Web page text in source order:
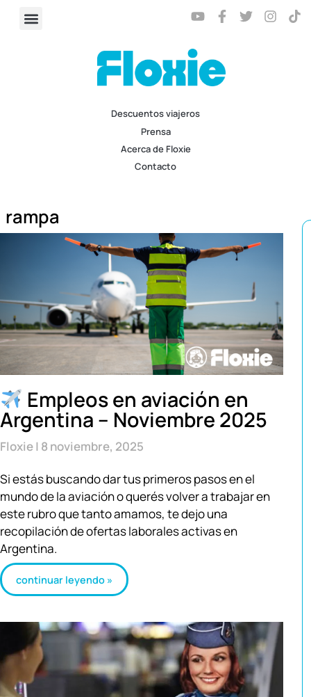
Descuentos viajeros
Prensa
Acerca de Floxie
Contacto
rampa
Empleos en aviación en
Argentina – Noviembre 2025
Floxie 8 noviembre, 2025
Si estás buscando dar tus primeros pasos en el
mundo de la aviación o querés volver a trabajar en
este rubro que tanto amamos, te dejo una
recopilación de ofertas laborales activas en
Argentina.
continuar leyendo »